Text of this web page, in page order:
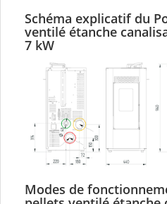
Schéma explicatif du
ventilé étanche
7 kW
Modes de